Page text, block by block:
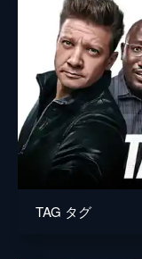
製作
TAG タグ